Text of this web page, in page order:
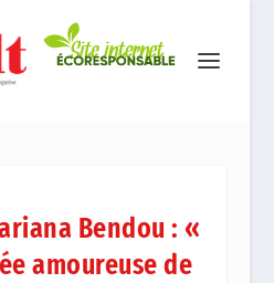
Bendou : «
amoureuse de